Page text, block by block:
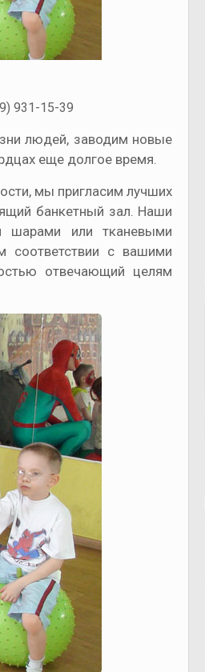
931-15-39
людей, заводим новые
еще долгое время.
мы пригласим лучших
банкетный зал. Наши
шарами или тканевыми
соответствии с вашими
отвечающий целям